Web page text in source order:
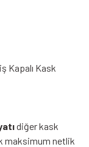
Kapalı Kask
diğer kask
maksimum netlik